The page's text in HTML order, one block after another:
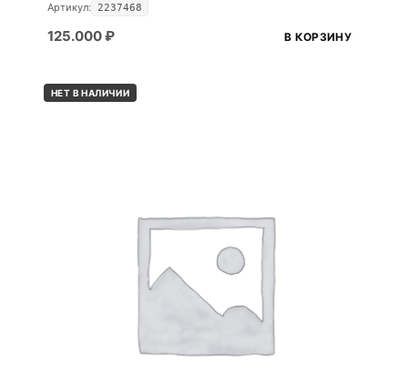
Артикул: 2237468
125.000₽ В КОРЗИНУ
НЕТ В НАЛИЧИИ